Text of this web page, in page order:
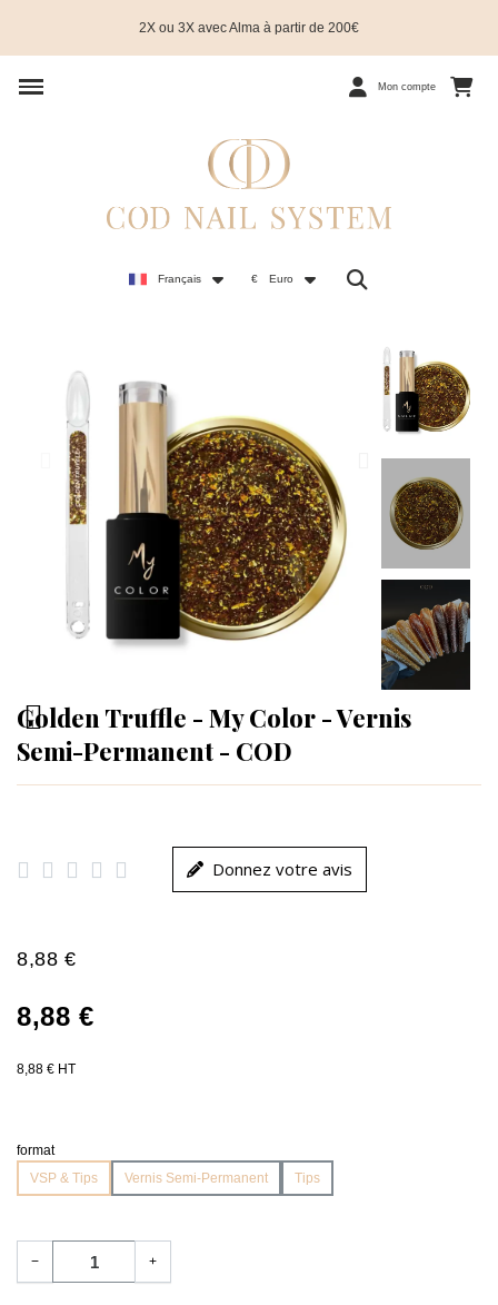
2X ou 3X avec Alma à partir de 200€
Mon compte
Français € Euro
Golden Truffle - My Color - Vernis
Semi-Permanent - COD
     Donnez votre avis
8,88 €
8,88 €
8,88 € HT
format
VSP & Tips
Vernis Semi-Permanent Tips
− +